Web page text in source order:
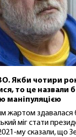
Якби чотири
то це назвали
маніпуляцією
жартом здавалася
міг стати
му сказали, що